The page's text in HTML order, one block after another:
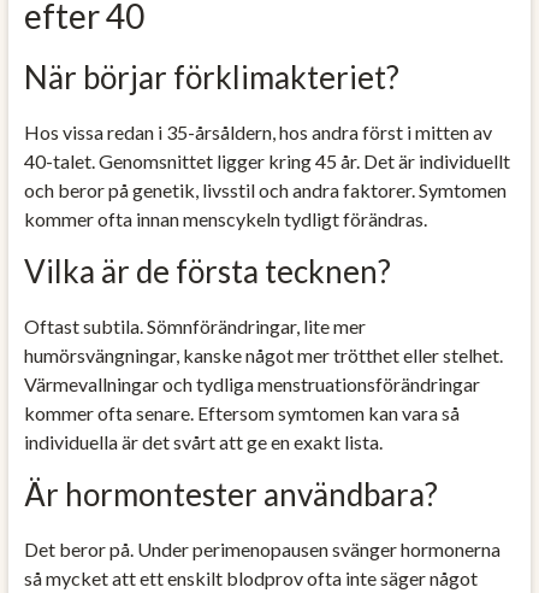
efter 40
När börjar förklimakteriet?
Hos vissa redan i 35-årsåldern, hos andra först i mitten av
40-talet. Genomsnittet ligger kring 45 år. Det är individuellt
och beror på genetik, livsstil och andra faktorer. Symtomen
kommer ofta innan menscykeln tydligt förändras.
Vilka är de första tecknen?
Oftast subtila. Sömnförändringar, lite mer
humörsvängningar, kanske något mer trötthet eller stelhet.
Värmevallningar och tydliga menstruationsförändringar
kommer ofta senare. Eftersom symtomen kan vara så
individuella är det svårt att ge en exakt lista.
Är hormontester användbara?
Det beror på. Under perimenopausen svänger hormonerna
så mycket att ett enskilt blodprov ofta inte säger något